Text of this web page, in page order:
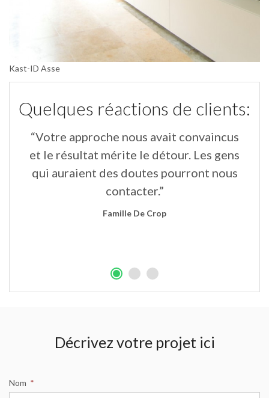
Kast-ID Asse
Quelques réactions de clients:
“Votre approche nous avait convaincus
et le résultat mérite le détour. Les gens
qui auraient des doutes pourront nous
contacter.”
Famille De Crop
Décrivez votre projet ici
Nom *